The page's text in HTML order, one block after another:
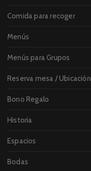
Comida para recoger
Menús
Menús para Grupos
Reserva mesa / Ubicación
Bono Regalo
Historia
Espacios
Bodas